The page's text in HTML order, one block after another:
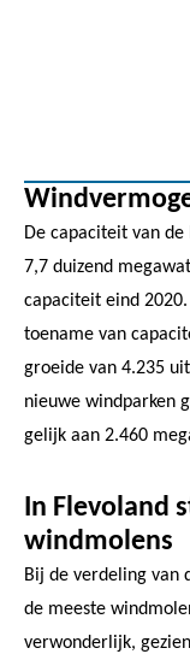
De capaciteit van
7,7 duizend
capaciteit eind
toename van
groeide van 4.235
nieuwe windparken
gelijk aan 2.460
In Flevoland
windmolens
Bij de verdeling van
de meeste
verwonderlijk,